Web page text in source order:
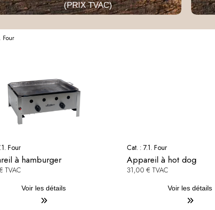
(PRIX TVAC)
Four
Four
à hamburger
TVAC
Voir les détails
Cat. : 7.1. Four
Appareil à hot dog
31,00 € TVAC
Voir les détails